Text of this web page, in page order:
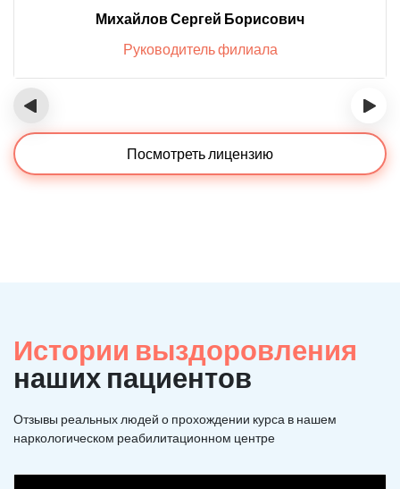
Михайлов Сергей Борисович
Руководитель филиала
‹ ›
Посмотреть лицензию
Истории выздоровления
наших пациентов
Отзывы реальных людей о прохождении курса в нашем
наркологическом реабилитационном центре